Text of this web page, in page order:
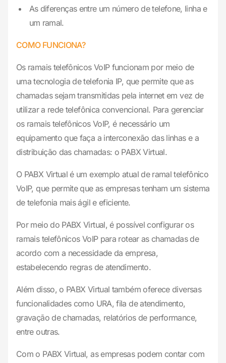
As diferenças entre um número de telefone, linha e
um ramal.
COMO FUNCIONA?
Os ramais telefônicos VoIP funcionam por meio de
uma tecnologia de telefonia IP, que permite que as
chamadas sejam transmitidas pela internet em vez de
utilizar a rede telefônica convencional. Para gerenciar
os ramais telefônicos VoIP, é necessário um
equipamento que faça a interconexão das linhas e a
distribuição das chamadas: o PABX Virtual.
O PABX Virtual é um exemplo atual de ramal telefônico
VoIP, que permite que as empresas tenham um sistema
de telefonia mais ágil e eficiente.
Por meio do PABX Virtual, é possível configurar os
ramais telefônicos VoIP para rotear as chamadas de
acordo com a necessidade da empresa,
estabelecendo regras de atendimento.
Além disso, o PABX Virtual também oferece diversas
funcionalidades como URA, fila de atendimento,
gravação de chamadas, relatórios de performance,
entre outras.
Com o PABX Virtual, as empresas podem contar com